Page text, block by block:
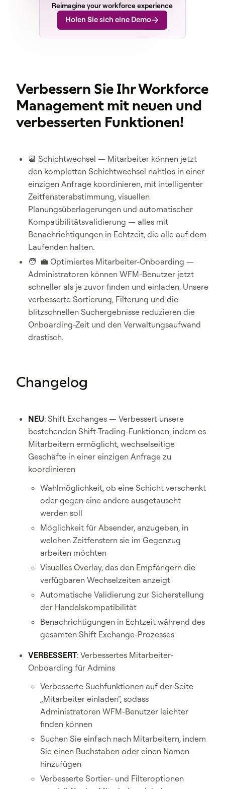
Reimagine your workforce experience
Holen Sie sich eine Demo
Verbessern Sie Ihr Workforce
Management mit neuen und
verbesserten Funktionen!
📆 Schichtwechsel — Mitarbeiter können jetzt
den kompletten Schichtwechsel nahtlos in einer
einzigen Anfrage koordinieren, mit intelligenter
Zeitfensterabstimmung, visuellen
Planungsüberlagerungen und automatischer
Kompatibilitätsvalidierung — alles mit
Benachrichtigungen in Echtzeit, die alle auf dem
Laufenden halten.
🧑 ‍ 💼 Optimiertes Mitarbeiter-Onboarding —
Administratoren können WFM-Benutzer jetzt
schneller als je zuvor finden und einladen. Unsere
verbesserte Sortierung, Filterung und die
blitzschnellen Suchergebnisse reduzieren die
Onboarding-Zeit und den Verwaltungsaufwand
drastisch.
Changelog
NEU: Shift Exchanges — Verbessert unsere
bestehenden Shift-Trading-Funktionen, indem es
Mitarbeitern ermöglicht, wechselseitige
Geschäfte in einer einzigen Anfrage zu
koordinieren
Wahlmöglichkeit, ob eine Schicht verschenkt
oder gegen eine andere ausgetauscht
werden soll
Möglichkeit für Absender, anzugeben, in
welchen Zeitfenstern sie im Gegenzug
arbeiten möchten
Visuelles Overlay, das den Empfängern die
verfügbaren Wechselzeiten anzeigt
Automatische Validierung zur Sicherstellung
der Handelskompatibilität
Benachrichtigungen in Echtzeit während des
gesamten Shift Exchange-Prozesses
VERBESSERT: Verbessertes Mitarbeiter-
Onboarding für Admins
Verbesserte Suchfunktionen auf der Seite
„Mitarbeiter einladen“, sodass
Administratoren WFM-Benutzer leichter
finden können
Suchen Sie einfach nach Mitarbeitern, indem
Sie einen Buchstaben oder einen Namen
hinzufügen
Verbesserte Sortier- und Filteroptionen